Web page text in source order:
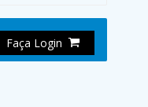
Faça Login